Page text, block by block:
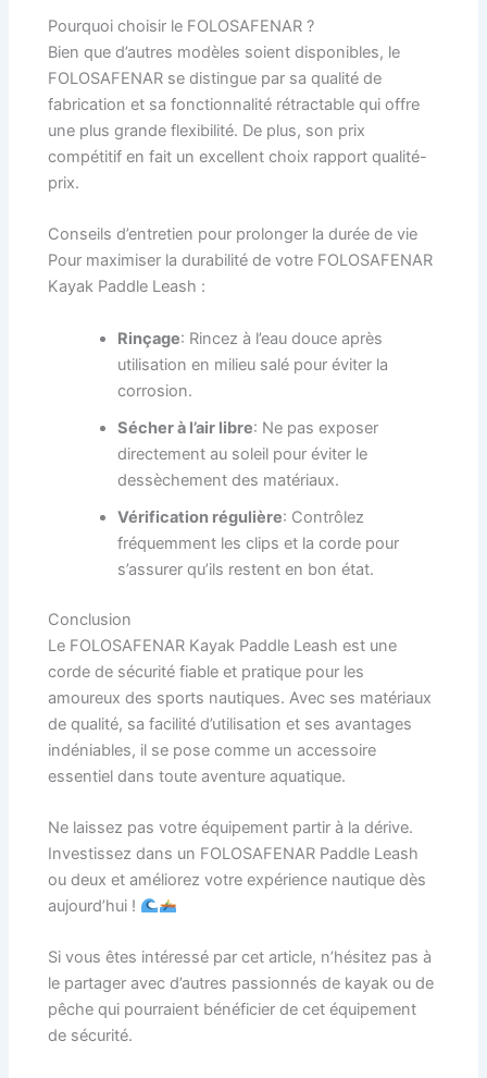
Pourquoi choisir le FOLOSAFENAR ?
Bien que d’autres modèles soient disponibles, le
FOLOSAFENAR se distingue par sa qualité de
fabrication et sa fonctionnalité rétractable qui offre
une plus grande flexibilité. De plus, son prix
compétitif en fait un excellent choix rapport qualité-
prix.
Conseils d’entretien pour prolonger la durée de vie
Pour maximiser la durabilité de votre FOLOSAFENAR
Kayak Paddle Leash :
Rinçage: Rincez à l’eau douce après
utilisation en milieu salé pour éviter la
corrosion.
Sécher à l’air libre: Ne pas exposer
directement au soleil pour éviter le
dessèchement des matériaux.
Vérification régulière: Contrôlez
fréquemment les clips et la corde pour
s’assurer qu’ils restent en bon état.
Conclusion
Le FOLOSAFENAR Kayak Paddle Leash est une
corde de sécurité fiable et pratique pour les
amoureux des sports nautiques. Avec ses matériaux
de qualité, sa facilité d’utilisation et ses avantages
indéniables, il se pose comme un accessoire
essentiel dans toute aventure aquatique.
Ne laissez pas votre équipement partir à la dérive.
Investissez dans un FOLOSAFENAR Paddle Leash
ou deux et améliorez votre expérience nautique dès
aujourd’hui !
Si vous êtes intéressé par cet article, n’hésitez pas à
le partager avec d’autres passionnés de kayak ou de
pêche qui pourraient bénéficier de cet équipement
de sécurité.